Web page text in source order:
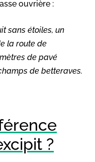
ouvrière :
sans étoiles, un
la route de
de pavé
de betteraves.
?